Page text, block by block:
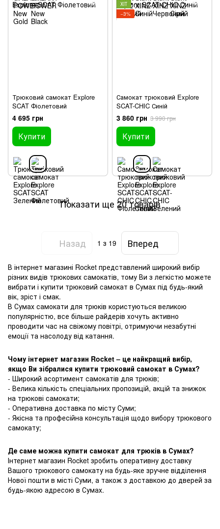
Трюковий самокат Explore
SCAT Фіолетовий
4 695 грн
Купити
ХІТ
−3%
Самокат трюковий Explore
SCAT-CHIC Синій
3 860 грн 3 990 грн
Купити
Показати ще 20 товарів
Назад 1 з 19 Вперед
В інтернет магазині Rocket представлений широкий вибір
різних видів трюкових самокатів, тому Ви з легкістю можете
вибрати і купити трюковий самокат в Сумах під будь-який
вік, зріст і смак.
В Сумах самокати для трюків користуються великою
популярністю, все більше райдерів хочуть активно
проводити час на свіжому повітрі, отримуючи незабутні
емоції та насолоду від катання.
Чому інтернет магазин Rocket – це найкращий вибір,
якщо Ви зібралися купити трюковий самокат в Сумах?
- Широкий асортимент самокатів для трюків;
- Велика кількість спеціальних пропозицій, акцій та знижок
на трюкові самокати;
- Оперативна доставка по місту Суми;
- Якісна та професійна консультація щодо вибору трюкового
самокату;
Де саме можна купити самокат для трюків в Сумах?
Інтернет магазин Rocket зробить оперативну доставку
Вашого трюкового самокату на будь-яке зручне відділення
Нової пошти в місті Суми, а також з доставкою до дверей за
будь-якою адресою в Сумах.